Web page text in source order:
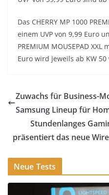
Das CHERRY MP 1000
einem UVP von 9,99 Euro
PREMIUM MOUSEPAD
Euro wird jeweils ab KW
Zuwachs für Business-
Samsung Lineup für
Stundenlanges
präsentiert das neue
Neue Tests